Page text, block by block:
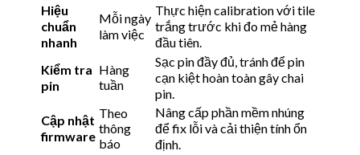
Hiệu
chuẩn
nhanh
Mỗi ngày
làm việc
Thực hiện calibration với tile
trắng trước khi đo mẻ hàng
đầu tiên.
Kiểm tra
pin
Hàng
tuần
Sạc pin đầy đủ, tránh để pin
cạn kiệt hoàn toàn gây chai
pin.
Cập nhật
firmware
Theo
thông
báo
Nâng cấp phần mềm nhúng
để fix lỗi và cải thiện tính ổn
định.